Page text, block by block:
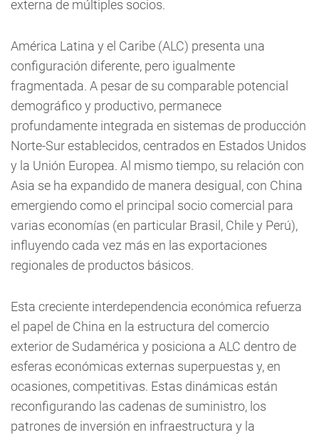
externa de múltiples socios.
América Latina y el Caribe (ALC) presenta una
configuración diferente, pero igualmente
fragmentada. A pesar de su comparable potencial
demográfico y productivo, permanece
profundamente integrada en sistemas de producción
Norte-Sur establecidos, centrados en Estados Unidos
y la Unión Europea. Al mismo tiempo, su relación con
Asia se ha expandido de manera desigual, con China
emergiendo como el principal socio comercial para
varias economías (en particular Brasil, Chile y Perú),
influyendo cada vez más en las exportaciones
regionales de productos básicos.
Esta creciente interdependencia económica refuerza
el papel de China en la estructura del comercio
exterior de Sudamérica y posiciona a ALC dentro de
esferas económicas externas superpuestas y, en
ocasiones, competitivas. Estas dinámicas están
reconfigurando las cadenas de suministro, los
patrones de inversión en infraestructura y la